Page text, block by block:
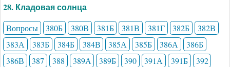
28. Кладовая солнца
Вопросы 380Б 380В 381Б 381В 381Г 382Б
382В
383А
383Б 384Б 384В 385А 385Б 386А
386Б
386В
387 388 389А 389Б 390 391А 391Б
392